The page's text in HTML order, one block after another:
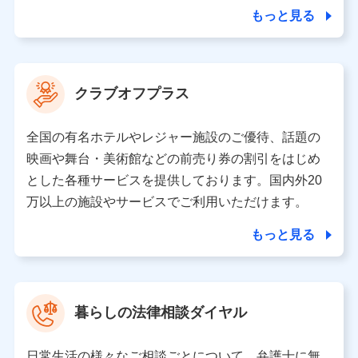
当社は利用目的の達成に必要な範囲内において個人情報
の取り扱いの全部または一部を委託する場合がありま
す。
個人データの共同利用
当社は株式会社NTTドコモとの間で、以下のとおり個
人データを共同利用します。
氏名、電話番号、メールアドレス、お客さまの識別子、属
性、連絡先、dポイントサービスのご利用に関する情報。例
として、dポイントカード番号、性別、年齢、家族構成、住
所、dポイント残高、dポイント利用履歴などが含まれます。
もっと見る
クラブオフプラス
全国の有名ホテルやレジャー施設のご優待、話題の
映画や舞台・美術館などの前売り券の割引をはじめ
とした各種サービスを提供しております。国内外20
万以上の施設やサービスでご利用いただけます。
もっと見る
暮らしの法律相談ダイヤル